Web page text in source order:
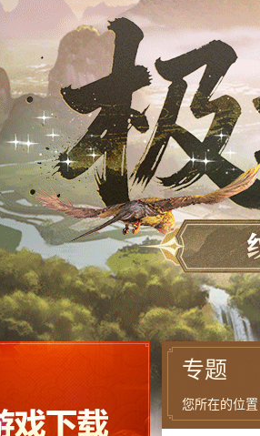
专题
您所在的位